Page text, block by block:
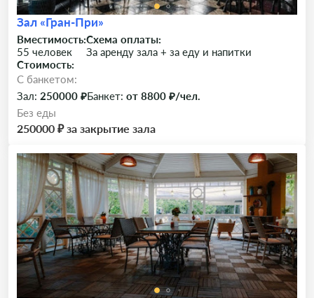
Зал «Гран-При»
Вместимость:
55 человек
Схема оплаты:
За аренду зала + за еду и напитки
Стоимость:
C банкетом:
Зал: 250000 ₽Банкет: от 8800 ₽/чел.
Без еды
250000 ₽ за закрытие зала